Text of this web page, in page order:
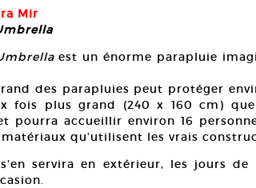
Mir
est un énorme parapluie
des parapluies peut protéger
fois plus grand (240 x 160 cm)
pourra accueillir environ 16
matériaux qu’utilisent les vrais
s’en servira en extérieur, les jours